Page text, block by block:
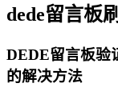
dede留言板
DEDE留言板验
的解决方法